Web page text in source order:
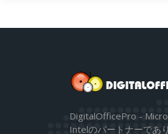
DigitalOfficePro -
Intelのパートナーであ